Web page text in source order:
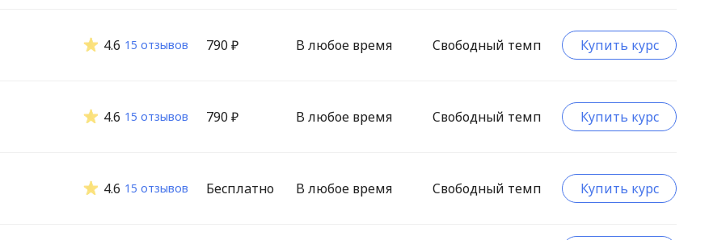
4.6 15 отзывов 790 ₽ Свободный темп
В любое время Купить курс
4.6 15 отзывов 790 ₽ Свободный темп
В любое время Купить курс
4.6 15 отзывов Бесплатно Свободный темп
В любое время Купить курс